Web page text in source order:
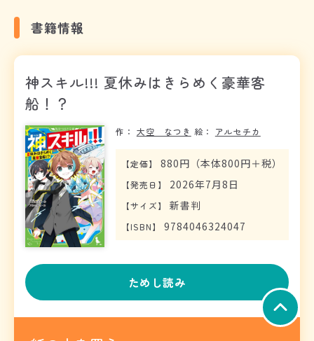
書籍情報
神スキル!!! 夏休みはきらめく豪華客
船！？
作： 大空 なつき 絵： アルセチカ
【定価】 880円（本体800円＋税）
【発売日 】 2026年7月8日
【サイズ】 新書判
【ISBN】 9784046324047
ためし読み